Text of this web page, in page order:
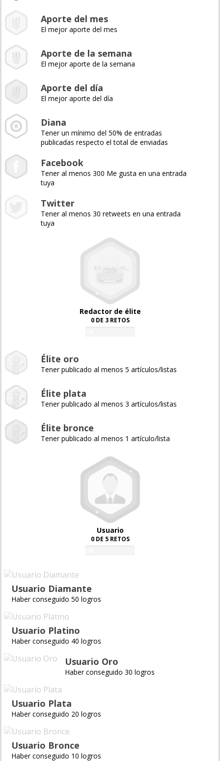
Aporte del mes
El mejor aporte del mes
Aporte de la semana
El mejor aporte de la semana
Aporte del día
El mejor aporte del día
Diana
Tener un mínimo del 50% de entradas
publicadas respecto el total de enviadas
Facebook
Tener al menos 300 Me gusta en una entrada
tuya
Twitter
Tener al menos 30 retweets en una entrada
tuya
Redactor de élite
0 DE 3 RETOS
Élite oro
Tener publicado al menos 5 artículos/listas
Élite plata
Tener publicado al menos 3 artículos/listas
Élite bronce
Tener publicado al menos 1 artículo/lista
Usuario
0 DE 5 RETOS
Usuario Diamante
Haber conseguido 50 logros
Usuario Platino
Haber conseguido 40 logros
Usuario Oro
Haber conseguido 30 logros
Usuario Plata
Haber conseguido 20 logros
Usuario Bronce
Haber conseguido 10 logros